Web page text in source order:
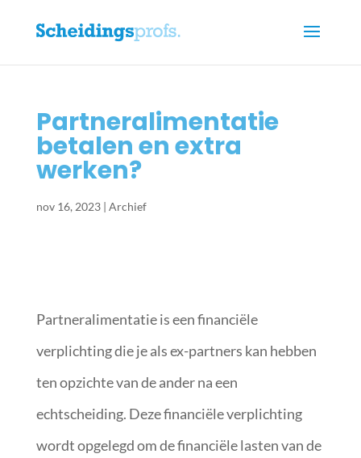
Partneralimentatie
betalen en extra
werken?
nov 16, 2023| Archief
Partneralimentatie is een financiële
verplichting die je als ex-partners kan hebben
ten opzichte van de ander na een
echtscheiding. Deze financiële verplichting
wordt opgelegd om de financiële lasten van de